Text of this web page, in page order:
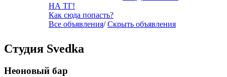
НА ТГ!
Как сюда попасть?
Все объявления/Скрыть объявления
Студия Svedka
Неоновый бар